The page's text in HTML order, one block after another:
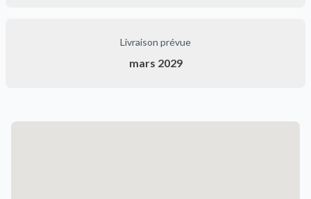
Livraison prévue
mars 2029